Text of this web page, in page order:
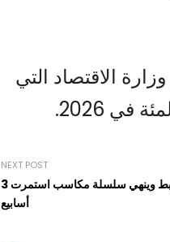
الاقتصاد التي
NEXT POST
المؤشر الأوروبي يهبط وينهي سلسلة مكاسب استمرت 3
أسابيع